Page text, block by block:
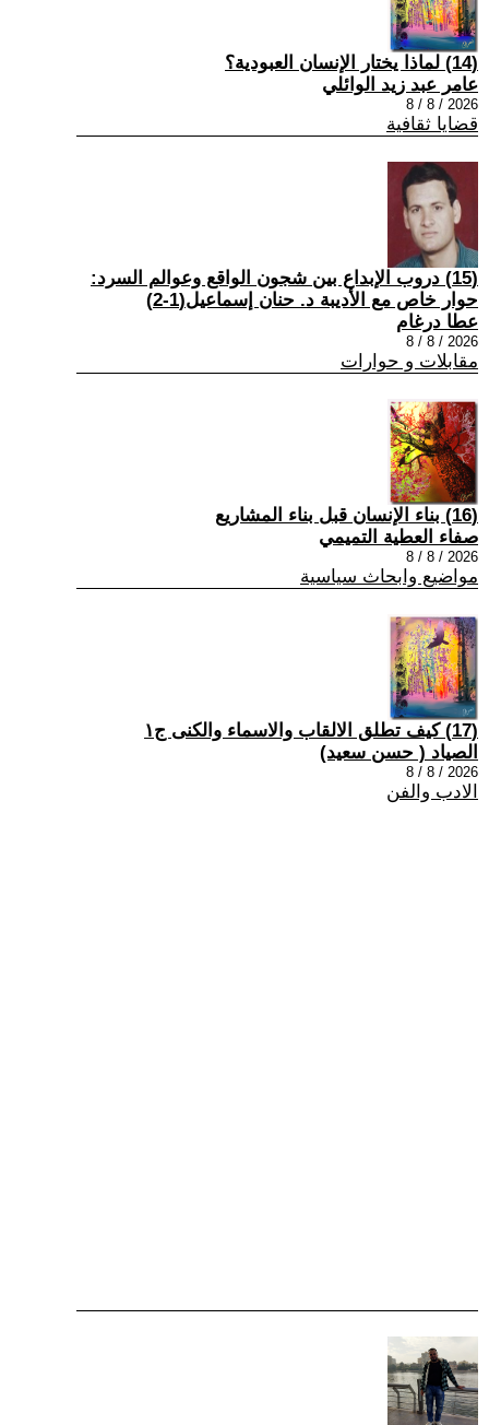
(14) لماذا يختار الإنسان العبودية؟
عامر عبد زيد الوائلي
2026 / 8 / 8
قضايا ثقافية
(15) دروب الإبداع بين شجون الواقع وعوالم السرد:
حوار خاص مع الأديبة د. حنان إسماعيل(1-2)
عطا درغام
2026 / 8 / 8
مقابلات و حوارات
(16) بناء الإنسان قبل بناء المشاريع
صفاء العطية التميمي
2026 / 8 / 8
مواضيع وابحاث سياسية
(17) كيف تطلق الالقاب والاسماء والكنى ج١
الصياد ‏( حسن سعيد‏)
2026 / 8 / 8
الادب والفن